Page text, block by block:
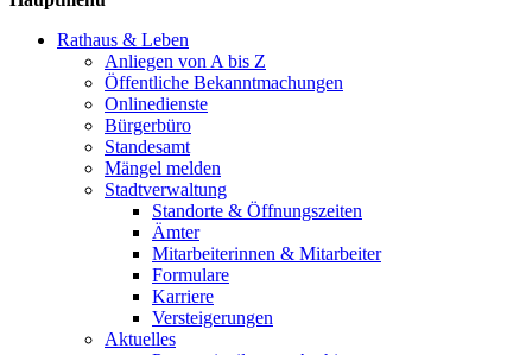
Rathaus & Leben
Anliegen von A bis Z
Öffentliche Bekanntmachungen
Onlinedienste
Bürgerbüro
Standesamt
Mängel melden
Stadtverwaltung
Standorte & Öffnungszeiten
Ämter
Mitarbeiterinnen & Mitarbeiter
Formulare
Karriere
Versteigerungen
Aktuelles